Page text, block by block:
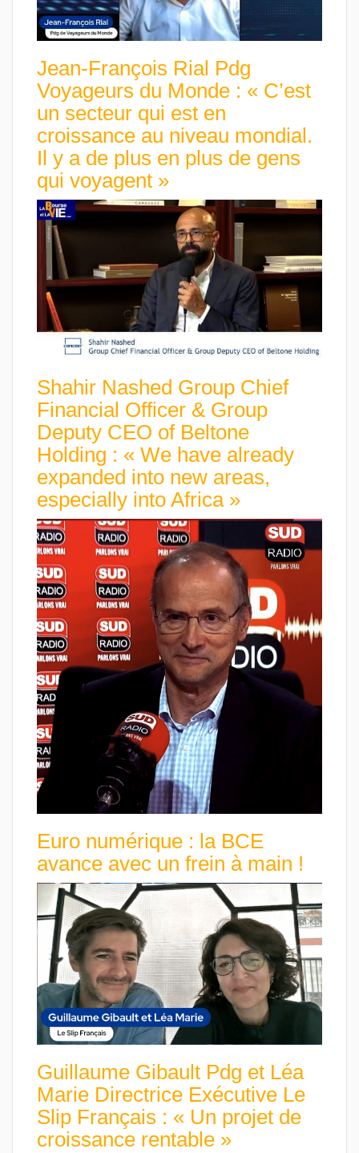
Jean-François Rial Pdg
Voyageurs du Monde : « C’est
un secteur qui est en
croissance au niveau mondial.
Il y a de plus en plus de gens
qui voyagent »
Shahir Nashed Group Chief
Financial Officer & Group
Deputy CEO of Beltone
Holding : « We have already
expanded into new areas,
especially into Africa »
Euro numérique : la BCE
avance avec un frein à main !
Guillaume Gibault Pdg et Léa
Marie Directrice Exécutive Le
Slip Français : « Un projet de
croissance rentable »